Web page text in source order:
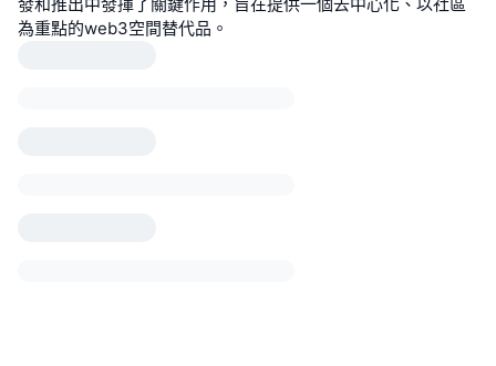
為重點的web3空間替代品。